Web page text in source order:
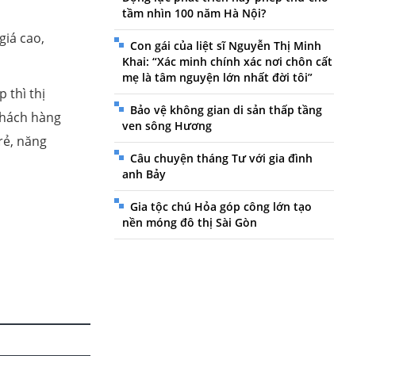
cao,
thì thị
hàng
năng
tầm nhìn 100 năm Hà Nội?
Con gái của liệt sĩ Nguyễn Thị Minh
Khai: “Xác minh chính xác nơi chôn cất
mẹ là tâm nguyện lớn nhất đời tôi”
Bảo vệ không gian di sản thấp tầng
ven sông Hương
Câu chuyện tháng Tư với gia đình
anh Bảy
Gia tộc chú Hỏa góp công lớn tạo
nền móng đô thị Sài Gòn